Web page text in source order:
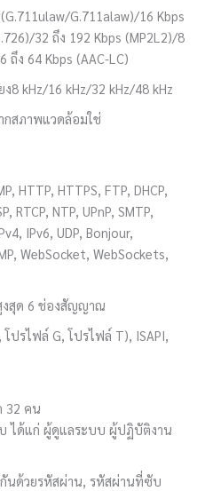
G.711alaw)/16 Kbps
32 ถึง 192 Kbps (MP2L2)/8
ถึง 64 Kbps (AAC-LC)
ง8 kHz/16 kHz/32 kHz/48 kHz
กสภาพแวดล้อมใช่
HTTP, HTTPS, FTP, DHCP,
RTCP, NTP, UPnP, SMTP,
IPv6, UDP, Bonjour,
WebSocket, WebSockets,
งสุด 6 ช่องสัญญาณ
โปรไฟล์ G, โปรไฟล์ T), ISAPI,
32 คน
ได้แก่ ผู้ดูแลระบบ ผู้ปฏิบัติงาน
นด้วยรหัสผ่าน, รหัสผ่านที่ซับ